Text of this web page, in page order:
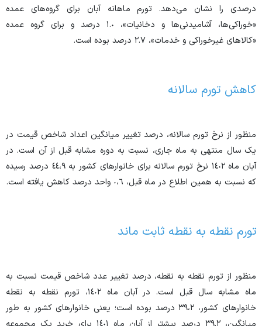
درصدی را نشان می‌دهد. تورم ماهانه آبان برای گروه‌های عمده
«خوراکی‌ها، آشامیدنی‌ها و دخانیات»، ١.٠ درصد و برای گروه عمده
«کالا‌های غیرخوراکی و خدمات»، ٢.٧ درصد بوده است.
کاهش تورم سالانه
منظور از نرخ تورم سالانه، درصد تغییر میانگین اعداد شاخص قیمت در
یک سال منتهی به ماه جاری، نسبت به دوره مشابه قبل از آن است. در
آبان ماه ١٤٠٢ نرخ تورم سالانه برای خانوار‌های کشور به ٤٤،٩ درصد رسیده
که نسبت به همین اطلاع در ماه قبل، ٠،٦ واحد درصد کاهش یافته است.
تورم نقطه به نقطه ثابت ماند
منظور از تورم نقطه به نقطه، درصد تغییر عدد شاخص قیمت نسبت به
ماه مشابه سال قبل است. در آبان ماه ١٤٠٢، تورم نقطه به نقطه
خانوار‌های کشور، ٣٩،٢ درصد بوده است؛ یعنی خانوار‌های کشور به طور